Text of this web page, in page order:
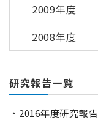
2009年度
2008年度
研究報告一覧
・ 2016年度研究報告